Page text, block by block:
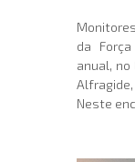
da
anual, no
Neste